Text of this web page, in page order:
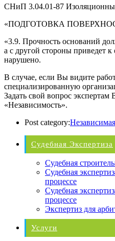
СНиП 3.04.01-87
«ПОДГОТОВКА
«3.9. Прочность оснований
а с другой стороны приведет
нарушено.
В случае, если Вы видите
специализированную
Задать свой вопрос
«Независимость».
Post category:
Судебная Экспертиза
Судебная
Судебная
процессе
Судебная
процессе
Экспертиз для
Услуги